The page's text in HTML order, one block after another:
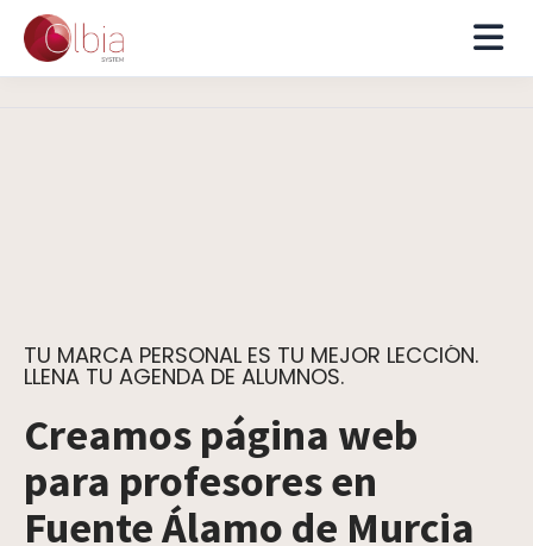
TU MARCA PERSONAL ES TU MEJOR LECCIÓN.
LLENA TU AGENDA DE ALUMNOS.
Creamos página web
para profesores en
Fuente Álamo de Murcia